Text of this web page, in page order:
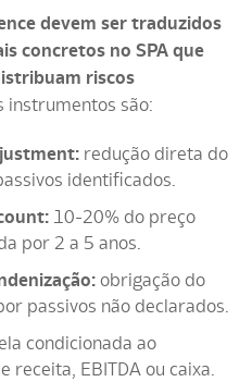
devem ser traduzidos
concretos no SPA que
riscos
instrumentos são:
redução direta do
identificados.
10-20% do preço
por 2 a 5 anos.
obrigação do
passivos não declarados.
condicionada ao
receita, EBITDA ou caixa.